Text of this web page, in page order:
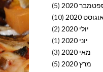
2020
(5)
2020
(10)
יולי 2020
(2)
יוני 2020
(1)
מאי 2020
(3)
מרץ 2020
(5)